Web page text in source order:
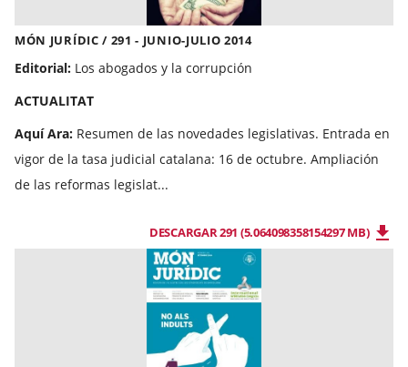
MÓN JURÍDIC / 291 - JUNIO-JULIO 2014
Editorial: Los abogados y la corrupción
ACTUALITAT
Aquí Ara: Resumen de las novedades legislativas. Entrada en
vigor de la tasa judicial catalana: 16 de octubre. Ampliación
de las reformas legislat...
DESCARGAR 291 (5.064098358154297 MB)